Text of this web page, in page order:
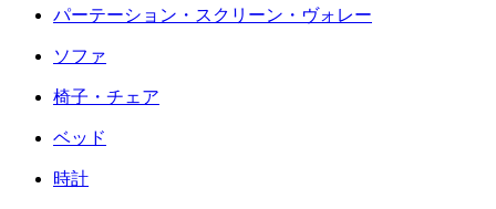
パーテーション・スクリーン・ヴォレー
ソファ
椅子・チェア
ベッド
時計